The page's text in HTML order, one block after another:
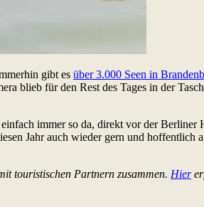
gibt es über 3.000 Seen in
blieb für den Rest des Tages in der
immer so da, direkt vor der
Jahr auch wieder gern und
touristischen Partnern zusammen. Hier